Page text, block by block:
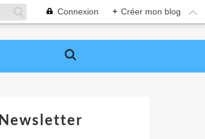
Connexion + Créer mon blog
Newsletter